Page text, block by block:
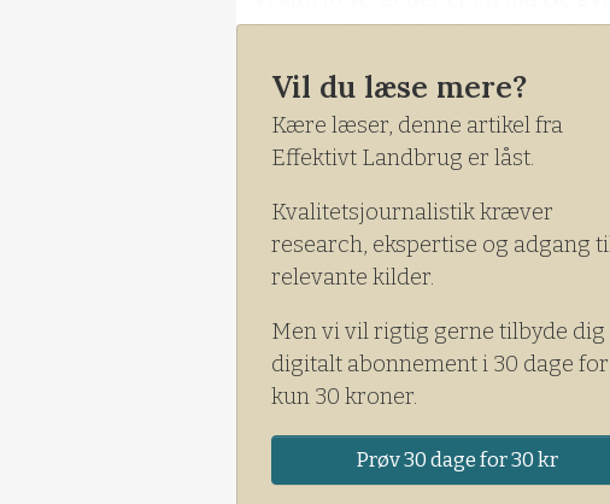
bringes ud her i efteråret. Og
der jo også mere at passe på,
Vil du læse mere?
Kære læser, denne artikel fra
Effektivt Landbrug er låst.
Kvalitetsjournalistik kræver
research, ekspertise og adgang
relevante kilder.
Men vi vil rigtig gerne tilbyde dig
digitalt abonnement i 30 dage for
kun 30 kroner.
Prøv 30 dage for 30 kr